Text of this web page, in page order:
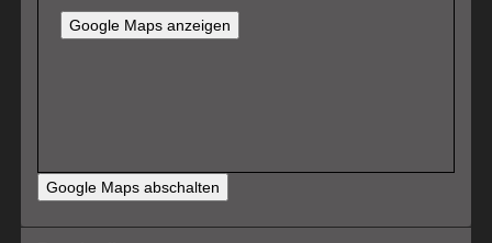
Google Maps anzeigen
Google Maps abschalten